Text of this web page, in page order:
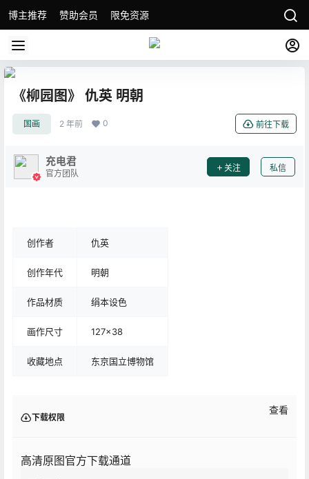
博主推荐 赞助会员 限免资源
《柳园图》 仇英 明朝
国画 2 年前 0 前往下载
充电君
官方团队
关注 私信
创作者 仇英
创作年代 明朝
作品材质 绢本设色
画作尺寸 127x38
收藏地点 东京国立博物馆
下载权限
查看
高清原图官方下载通道